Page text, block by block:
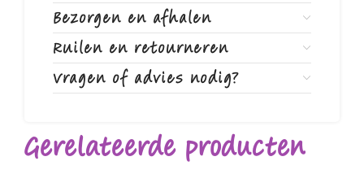
Bezorgen en afhalen
Ruilen en retourneren
Vragen of advies nodig?
Gerelateerde producten